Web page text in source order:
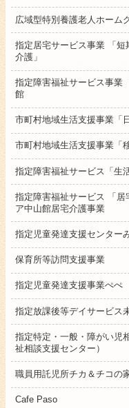
広域型特別養護老人ホーム
指定居宅サービス事業 「
介護」
指定障害福祉サービス事業
館
市町村地域生活支援事業「
市町村地域生活支援事業「
指定障害福祉サービス「生
指定障害福祉サービス 「
ア中山館居宅介護事業
指定児童発達支援センター
保育所等訪問支援事業
指定児童発達支援事業ぺぺ
指定放課後等デイサービス
指定特定・一般・障がい児
祉相談支援センター）
職員用託児所チカ＆チコの
Cafe Paso